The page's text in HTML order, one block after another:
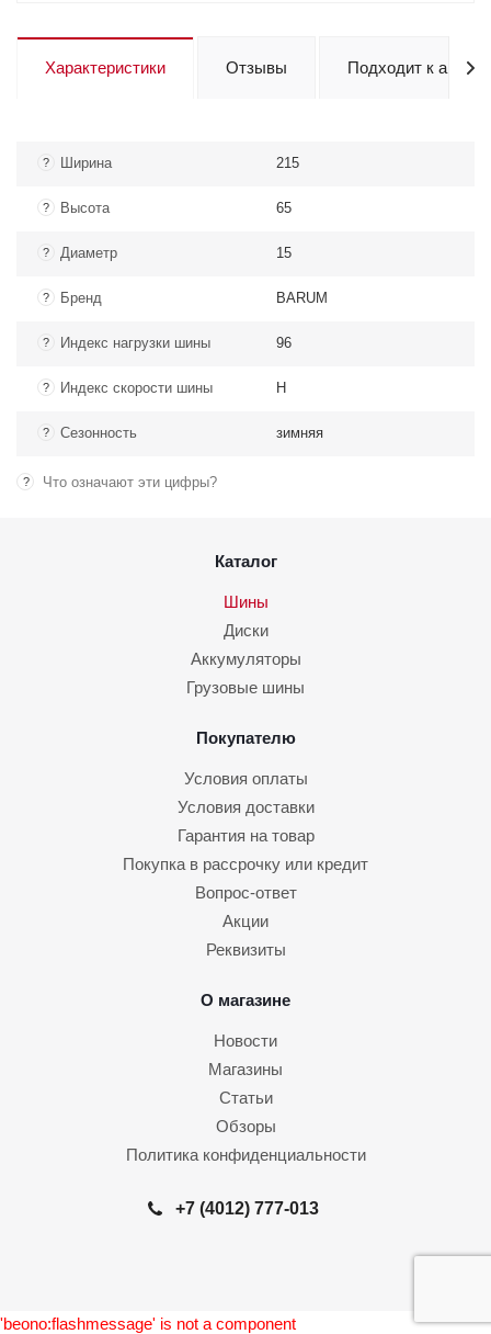
Характеристики Отзывы Подходит к авто
? Ширина 215
? Высота 65
? Диаметр 15
? Бренд BARUM
? Индекс нагрузки шины 96
? Индекс скорости шины H
? Сезонность зимняя
? Что означают эти цифры?
Каталог
Шины
Диски
Аккумуляторы
Грузовые шины
Покупателю
Условия оплаты
Условия доставки
Гарантия на товар
Покупка в рассрочку или кредит
Вопрос-ответ
Акции
Реквизиты
О магазине
Новости
Магазины
Статьи
Обзоры
Политика конфиденциальности
+7 (4012) 777-013
'beono:flashmessage' is not a component